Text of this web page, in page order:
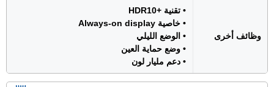
وظائف أخرى
• تقنية +HDR10
• خاصية Always-on display
• الوضع الليلي
• وضع حماية العين
• دعم مليار لون